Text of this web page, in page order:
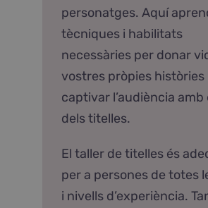
personatges. Aquí
tècniques i habilitats
necessàries per donar
vostres pròpies històries
captivar l’audiència amb
dels titelles.
El taller de titelles és
per a persones de totes
i nivells d’experiència.